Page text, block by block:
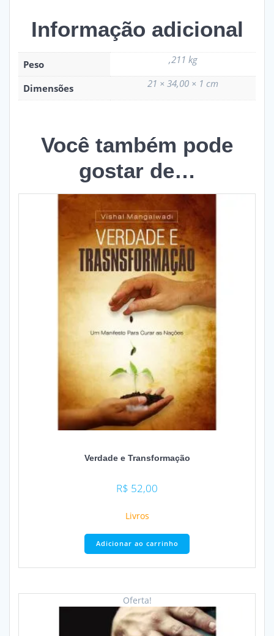
Informação adicional
Peso ,211 kg
Dimensões 21 × 34,00 × 1 cm
Você também pode
gostar de…
Verdade e Transformação
R$ 52,00
Livros
Adicionar ao carrinho
Oferta!